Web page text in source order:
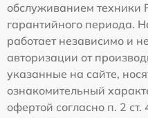
обслуживанием техники
гарантийного периода.
работает независимо и
авторизации от
указанные на сайте,
ознакомительный
офертой согласно п. 2